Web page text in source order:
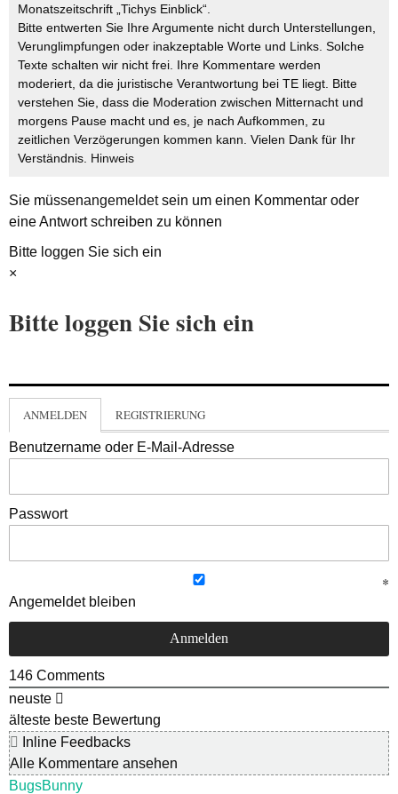
Monatszeitschrift „Tichys Einblick“.
Bitte entwerten Sie Ihre Argumente nicht durch Unterstellungen,
Verunglimpfungen oder inakzeptable Worte und Links. Solche
Texte schalten wir nicht frei. Ihre Kommentare werden
moderiert, da die juristische Verantwortung bei TE liegt. Bitte
verstehen Sie, dass die Moderation zwischen Mitternacht und
morgens Pause macht und es, je nach Aufkommen, zu
zeitlichen Verzögerungen kommen kann. Vielen Dank für Ihr
Verständnis. Hinweis
Sie müssenangemeldetsein um einen Kommentar oder
eine Antwort schreiben zu können
Bitte loggen Sie sich ein
×
Bitte loggen Sie sich ein
ANMELDEN REGISTRIERUNG
Benutzername oder E-Mail-Adresse
Passwort
Angemeldet bleiben
146 Comments
neuste
älteste beste Bewertung
Inline Feedbacks
Alle Kommentare ansehen
BugsBunny